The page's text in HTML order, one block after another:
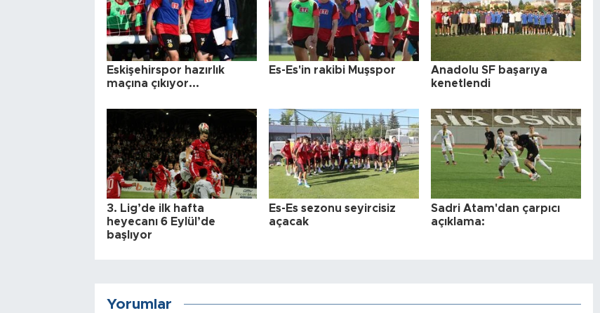
Eskişehirspor hazırlık
maçına çıkıyor...
Es-Es'in rakibi Muşspor
Anadolu SF başarıya
kenetlendi
3. Lig’de ilk hafta
heyecanı 6 Eylül’de
başlıyor
Es-Es sezonu seyircisiz
açacak
Sadri Atam'dan çarpıcı
açıklama:
Yorumlar